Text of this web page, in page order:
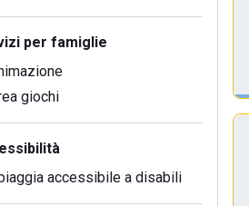
per famiglie
giochi
accessibile a disabili